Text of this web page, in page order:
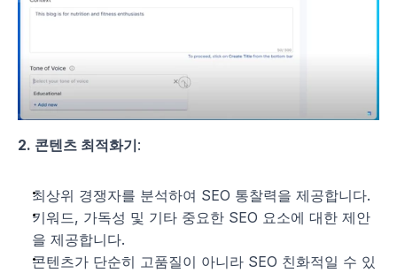
2. 콘텐츠 최적화기:
최상위 경쟁자를 분석하여 SEO 통찰력을 제공합니다.
키워드, 가독성 및 기타 중요한 SEO 요소에 대한 제안
을 제공합니다.
콘텐츠가 단순히 고품질이 아니라 SEO 친화적일 수 있